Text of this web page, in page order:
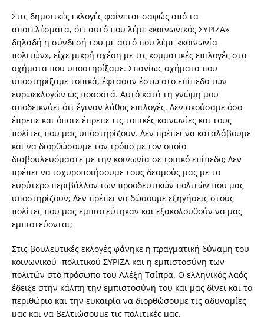
Στις δημοτικές εκλογές φαίνεται σαφώς από τα
αποτελέσματα, ότι αυτό που λέμε «κοινωνικός ΣΥΡΙΖΑ»
δηλαδή η σύνδεσή του με αυτό που λέμε «κοινωνία
πολιτών», είχε μικρή σχέση με τις κομματικές επιλογές στα
σχήματα που υποστηρίξαμε. Σπανίως σχήματα που
υποστηρίξαμε τοπικά, έφτασαν έστω στο επίπεδο των
ευρωεκλογών ως ποσοστά. Αυτό κατά τη γνώμη μου
αποδεικνύει ότι έγιναν λάθος επιλογές. Δεν ακούσαμε όσο
έπρεπε και όποτε έπρεπε τις τοπικές κοινωνίες και τους
πολίτες που μας υποστηρίζουν. Δεν πρέπει να καταλάβουμε
και να διορθώσουμε τον τρόπο με τον οποίο
διαβουλευόμαστε με την κοινωνία σε τοπικό επίπεδο; Δεν
πρέπει να ισχυροποιήσουμε τους δεσμούς μας με το
ευρύτερο περιβάλλον των προοδευτικών πολιτών που μας
υποστηρίζουν; Δεν πρέπει να δώσουμε εξηγήσεις στους
πολίτες που μας εμπιστεύτηκαν και εξακολουθούν να μας
εμπιστεύονται;
Στις βουλευτικές εκλογές φάνηκε η πραγματική δύναμη του
κοινωνικού- πολιτικού ΣΥΡΙΖΑ και η εμπιστοσύνη των
πολιτών στο πρόσωπο του Αλέξη Τσίπρα. Ο ελληνικός λαός
έδειξε στην κάλπη την εμπιστοσύνη του και μας δίνει και το
περιθώριο και την ευκαιρία να διορθώσουμε τις αδυναμίες
μας και να βελτιώσουμε τις πολιτικές μας.